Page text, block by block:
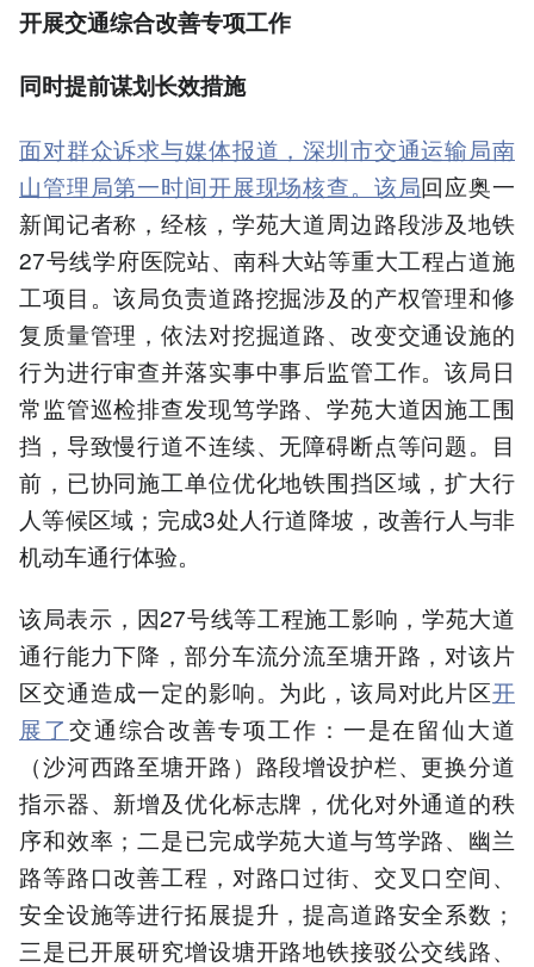
开展交通综合改善专项工作
同时提前谋划长效措施
面对群众诉求与媒体报道，深圳市交通运输局南
山管理局第一时间开展现场核查。该局回应奥一
新闻记者称，经核，学苑大道周边路段涉及地铁
27号线学府医院站、南科大站等重大工程占道施
工项目。该局负责道路挖掘涉及的产权管理和修
复质量管理，依法对挖掘道路、改变交通设施的
行为进行审查并落实事中事后监管工作。该局日
常监管巡检排查发现笃学路、学苑大道因施工围
挡，导致慢行道不连续、无障碍断点等问题。目
前，已协同施工单位优化地铁围挡区域，扩大行
人等候区域；完成3处人行道降坡，改善行人与非
机动车通行体验。
该局表示，因27号线等工程施工影响，学苑大道
通行能力下降，部分车流分流至塘开路，对该片
区交通造成一定的影响。为此，该局对此片区开
展了交通综合改善专项工作：一是在留仙大道
（沙河西路至塘开路）路段增设护栏、更换分道
指示器、新增及优化标志牌，优化对外通道的秩
序和效率；二是已完成学苑大道与笃学路、幽兰
路等路口改善工程，对路口过街、交叉口空间、
安全设施等进行拓展提升，提高道路安全系数；
三是已开展研究增设塘开路地铁接驳公交线路、